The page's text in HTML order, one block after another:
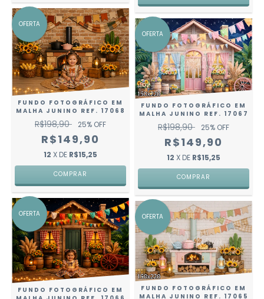
OFERTA
FUNDO FOTOGRÁFICO EM
MALHA JUNINO REF. 17068
R$198,90 25% OFF
R$149,90
12 X DE R$15,25
COMPRAR
OFERTA
FUNDO FOTOGRÁFICO EM
MALHA JUNINO REF. 17067
R$198,90 25% OFF
R$149,90
12 X DE R$15,25
COMPRAR
OFERTA
FUNDO FOTOGRÁFICO EM
OFERTA
FUNDO FOTOGRÁFICO EM
MALHA JUNINO REF. 17065